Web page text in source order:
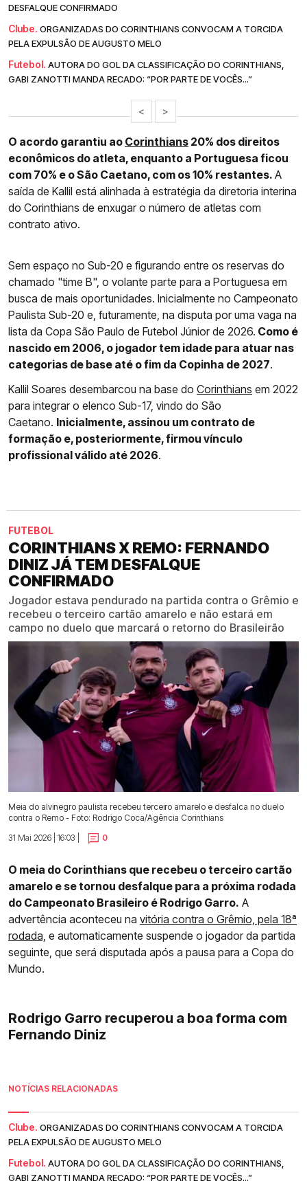
DESFALQUE CONFIRMADO
Clube. ORGANIZADAS DO CORINTHIANS CONVOCAM A TORCIDA
PELA EXPULSÃO DE AUGUSTO MELO
Futebol. AUTORA DO GOL DA CLASSIFICAÇÃO DO CORINTHIANS,
GABI ZANOTTI MANDA RECADO: “POR PARTE DE VOCÊS...”
< >
O acordo garantiu ao Corinthians 20% dos direitos
econômicos do atleta, enquanto a Portuguesa ficou
com 70% e o São Caetano, com os 10% restantes. A
saída de Kallil está alinhada à estratégia da diretoria interina
do Corinthians de enxugar o número de atletas com
contrato ativo.
Sem espaço no Sub-20 e figurando entre os reservas do
chamado "time B", o volante parte para a Portuguesa em
busca de mais oportunidades. Inicialmente no Campeonato
Paulista Sub-20 e, futuramente, na disputa por uma vaga na
lista da Copa São Paulo de Futebol Júnior de 2026. Como é
nascido em 2006, o jogador tem idade para atuar nas
categorias de base até o fim da Copinha de 2027.
Kallil Soares desembarcou na base do Corinthians em 2022
para integrar o elenco Sub-17, vindo do São
Caetano. Inicialmente, assinou um contrato de
formação e, posteriormente, firmou vínculo
profissional válido até 2026.
FUTEBOL
CORINTHIANS X REMO: FERNANDO
DINIZ JÁ TEM DESFALQUE
CONFIRMADO
Jogador estava pendurado na partida contra o Grêmio e
recebeu o terceiro cartão amarelo e não estará em
campo no duelo que marcará o retorno do Brasileirão
Meia do alvinegro paulista recebeu terceiro amarelo e desfalca no duelo
contra o Remo - Foto: Rodrigo Coca/Agência Corinthians
31 Mai 2026 | 16:03 |
0
O meia do Corinthians que recebeu o terceiro cartão
amarelo e se tornou desfalque para a próxima rodada
do Campeonato Brasileiro é Rodrigo Garro. A
advertência aconteceu na vitória contra o Grêmio, pela 18ª
rodada, e automaticamente suspende o jogador da partida
seguinte, que será disputada após a pausa para a Copa do
Mundo.
Rodrigo Garro recuperou a boa forma com
Fernando Diniz
NOTÍCIAS RELACIONADAS
Clube. ORGANIZADAS DO CORINTHIANS CONVOCAM A TORCIDA
PELA EXPULSÃO DE AUGUSTO MELO
Futebol. AUTORA DO GOL DA CLASSIFICAÇÃO DO CORINTHIANS,
GABI ZANOTTI MANDA RECADO: “POR PARTE DE VOCÊS...”